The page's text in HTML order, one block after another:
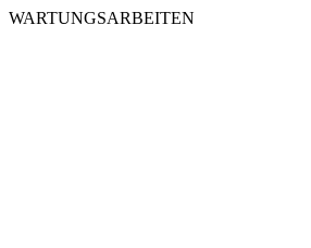
WARTUNGSARBEITEN